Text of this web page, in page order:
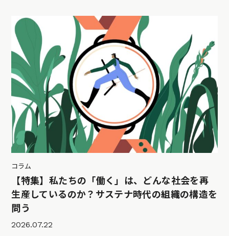
コラム
【特集】私たちの「働く」は、どんな社会を再
生産しているのか？サステナ時代の組織の構造を
問う
2026.07.22